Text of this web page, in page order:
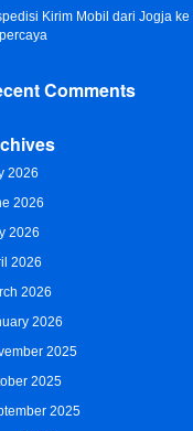
Kirim Mobil dari Jogja
Comments
2026
2026
2026
2026
2026
2026
2025
2025
2025